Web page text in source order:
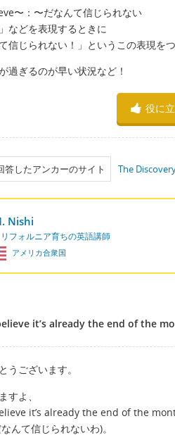
〜：〜だなんて信じられない
などを表現するときに
信じられない！」というこの表現を
過ぎるのが早い状況など！
役に
答したアンカーのサイト The
Nishi
フォルニア育ちの英語講師
アメリカ合衆国
it’s already the end of the
うございます。
すよ、
it’s already the end of the
んて信じられないわ)。